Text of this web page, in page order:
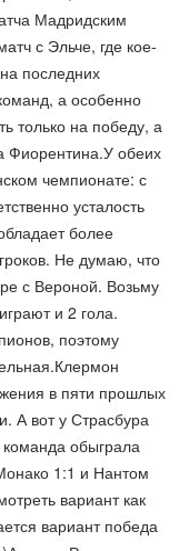
Мадридским
с Эльче, где кое-
последних
а особенно
только на победу, а
Фиорентина.У обеих
чемпионате: с
усталость
более
Не думаю, что
с Вероной. Возьму
и 2 гола.
поэтому
в пяти прошлых
А вот у Страсбура
обыграла
1:1 и Нантом
вариант как
вариант победа